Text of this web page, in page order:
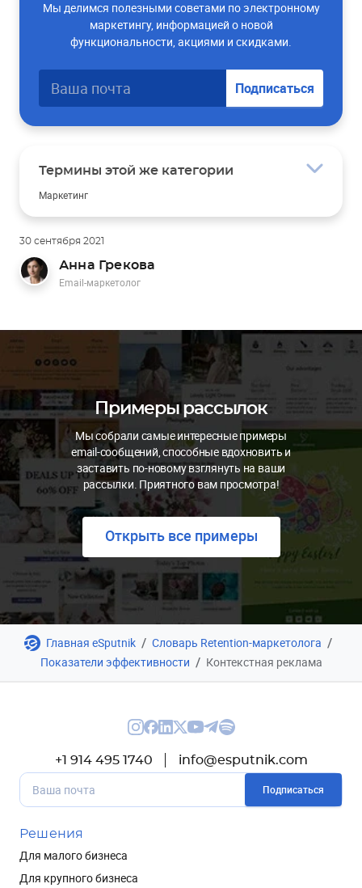
Мы делимся полезными советами по электронному
маркетингу, информацией о новой
функциональности, акциями и скидками.
Подписаться
Термины этой же категории
Маркетинг
LTV
Заявка
30 сентября 2021
Анна Грекова
Email-маркетолог
Примеры рассылок
Мы собрали самые интересные примеры
email-сообщений, способные вдохновить и
заставить по-новому взглянуть на ваши
рассылки. Приятного вам просмотра!
Открыть все примеры
Главная eSputnik / Словарь Retention-маркетолога /
Показатели эффективности / Контекстная реклама
+1 914 495 1740 info@esputnik.com
Подписаться
Решения
Для малого бизнеса
Для крупного бизнеса